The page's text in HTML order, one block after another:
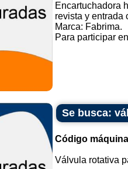
Encartuchadora
revista y entrada
Marca: Fabrima.
Para participar
Se busca:
Código
Válvula rotativa